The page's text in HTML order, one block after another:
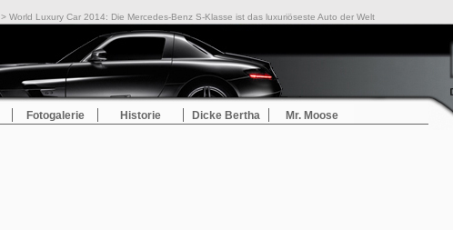
> World Luxury Car 2014: Die Mercedes-Benz S-Klasse ist das luxuriöseste Auto der Welt
Fotogalerie Historie Dicke Bertha Mr. Moose